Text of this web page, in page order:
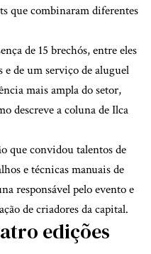
que combinaram diferentes
de 15 brechós, entre eles
de um serviço de aluguel
mais ampla do setor,
descreve acoluna de Ilca
que convidou talentos de
e técnicas manuais de
responsável pelo evento e
de criadores da capital.
edições